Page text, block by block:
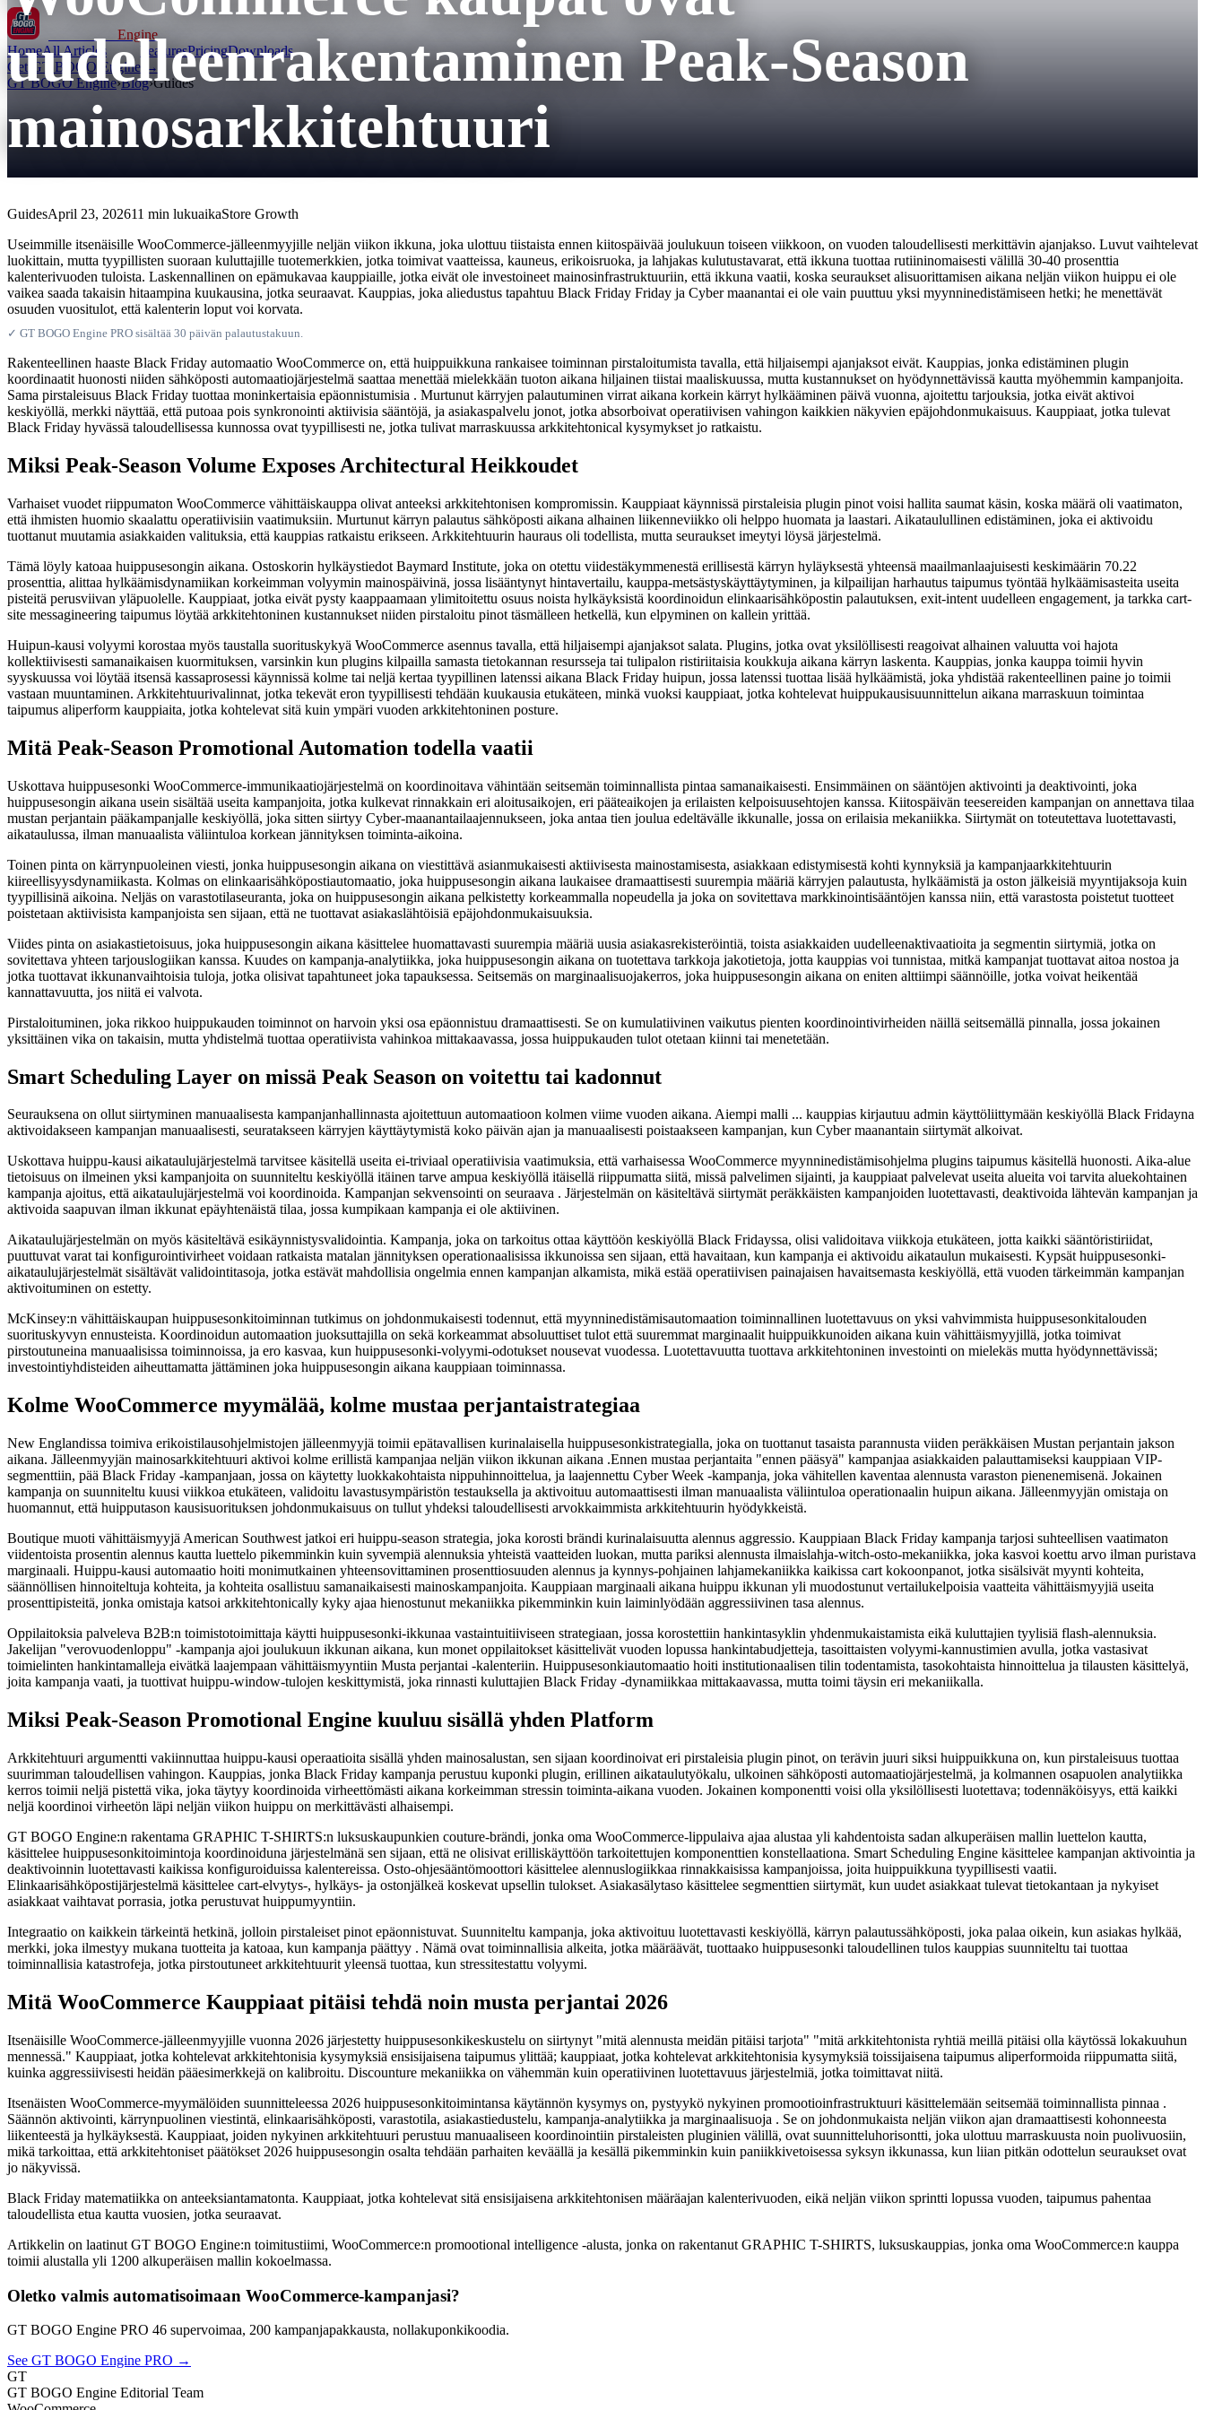
Engine
HomeAll Articles FeaturesPricingDownloads
Get GT BOGO Engine →
GT BOGO Engine›Blog›Guides
uudelleenrakentaminen Peak-Season
mainosarkkitehtuuri
GuidesApril 23, 202611 min lukuaikaStore Growth
Useimmille itsenäisille WooCommerce-jälleenmyyjille neljän viikon ikkuna, joka ulottuu tiistaista ennen kiitospäivää joulukuun toiseen viikkoon, on vuoden taloudellisesti merkittävin ajanjakso. Luvut vaihtelevat
luokittain, mutta tyypillisten suoraan kuluttajille tuotemerkkien, jotka toimivat vaatteissa, kauneus, erikoisruoka, ja lahjakas kulutustavarat, että ikkuna tuottaa rutiininomaisesti välillä 30-40 prosenttia
kalenterivuoden tuloista. Laskennallinen on epämukavaa kauppiaille, jotka eivät ole investoineet mainosinfrastruktuuriin, että ikkuna vaatii, koska seuraukset alisuorittamisen aikana neljän viikon huippu ei ole
vaikea saada takaisin hitaampina kuukausina, jotka seuraavat. Kauppias, joka aliedustus tapahtuu Black Friday Friday ja Cyber maanantai ei ole vain puuttuu yksi myynninedistämiseen hetki; he menettävät
osuuden vuositulot, että kalenterin loput voi korvata.
✓ GT BOGO Engine PRO sisältää 30 päivän palautustakuun.
Rakenteellinen haaste Black Friday automaatio WooCommerce on, että huippuikkuna rankaisee toiminnan pirstaloitumista tavalla, että hiljaisempi ajanjaksot eivät. Kauppias, jonka edistäminen plugin
koordinaatit huonosti niiden sähköposti automaatiojärjestelmä saattaa menettää mielekkään tuoton aikana hiljainen tiistai maaliskuussa, mutta kustannukset on hyödynnettävissä kautta myöhemmin kampanjoita.
Sama pirstaleisuus Black Friday tuottaa moninkertaisia epäonnistumisia . Murtunut kärryjen palautuminen virrat aikana korkein kärryt hylkääminen päivä vuonna, ajoitettu tarjouksia, jotka eivät aktivoi
keskiyöllä, merkki näyttää, että putoaa pois synkronointi aktiivisia sääntöjä, ja asiakaspalvelu jonot, jotka absorboivat operatiivisen vahingon kaikkien näkyvien epäjohdonmukaisuus. Kauppiaat, jotka tulevat
Black Friday hyvässä taloudellisessa kunnossa ovat tyypillisesti ne, jotka tulivat marraskuussa arkkitehtonical kysymykset jo ratkaistu.
Miksi Peak-Season Volume Exposes Architectural Heikkoudet
Varhaiset vuodet riippumaton WooCommerce vähittäiskauppa olivat anteeksi arkkitehtonisen kompromissin. Kauppiaat käynnissä pirstaleisia plugin pinot voisi hallita saumat käsin, koska määrä oli vaatimaton,
että ihmisten huomio skaalattu operatiivisiin vaatimuksiin. Murtunut kärryn palautus sähköposti aikana alhainen liikenneviikko oli helppo huomata ja laastari. Aikataulullinen edistäminen, joka ei aktivoidu
tuottanut muutamia asiakkaiden valituksia, että kauppias ratkaistu erikseen. Arkkitehtuurin hauraus oli todellista, mutta seuraukset imeytyi löysä järjestelmä.
Tämä löyly katoaa huippusesongin aikana. Ostoskorin hylkäystiedot Baymard Institute, joka on otettu viidestäkymmenestä erillisestä kärryn hyläyksestä yhteensä maailmanlaajuisesti keskimäärin 70.22
prosenttia, alittaa hylkäämisdynamiikan korkeimman volyymin mainospäivinä, jossa lisääntynyt hintavertailu, kauppa-metsästyskäyttäytyminen, ja kilpailijan harhautus taipumus työntää hylkäämisasteita useita
pisteitä perusviivan yläpuolelle. Kauppiaat, jotka eivät pysty kaappaamaan ylimitoitettu osuus noista hylkäyksistä koordinoidun elinkaarisähköpostin palautuksen, exit-intent uudelleen engagement, ja tarkka cart-
site messagineering taipumus löytää arkkitehtoninen kustannukset niiden pirstaloitu pinot täsmälleen hetkellä, kun elpyminen on kallein yrittää.
Huipun-kausi volyymi korostaa myös taustalla suorituskykyä WooCommerce asennus tavalla, että hiljaisempi ajanjaksot salata. Plugins, jotka ovat yksilöllisesti reagoivat alhainen valuutta voi hajota
kollektiivisesti samanaikaisen kuormituksen, varsinkin kun plugins kilpailla samasta tietokannan resursseja tai tulipalon ristiriitaisia koukkuja aikana kärryn laskenta. Kauppias, jonka kauppa toimii hyvin
syyskuussa voi löytää itsensä kassaprosessi käynnissä kolme tai neljä kertaa tyypillinen latenssi aikana Black Friday huipun, jossa latenssi tuottaa lisää hylkäämistä, joka yhdistää rakenteellinen paine jo toimii
vastaan muuntaminen. Arkkitehtuurivalinnat, jotka tekevät eron tyypillisesti tehdään kuukausia etukäteen, minkä vuoksi kauppiaat, jotka kohtelevat huippukausisuunnittelun aikana marraskuun toimintaa
taipumus aliperform kauppiaita, jotka kohtelevat sitä kuin ympäri vuoden arkkitehtoninen posture.
Mitä Peak-Season Promotional Automation todella vaatii
Uskottava huippusesonki WooCommerce-immunikaatiojärjestelmä on koordinoitava vähintään seitsemän toiminnallista pintaa samanaikaisesti. Ensimmäinen on sääntöjen aktivointi ja deaktivointi, joka
huippusesongin aikana usein sisältää useita kampanjoita, jotka kulkevat rinnakkain eri aloitusaikojen, eri pääteaikojen ja erilaisten kelpoisuusehtojen kanssa. Kiitospäivän teesereiden kampanjan on annettava tilaa
mustan perjantain pääkampanjalle keskiyöllä, joka sitten siirtyy Cyber-maanantailaajennukseen, joka antaa tien joulua edeltävälle ikkunalle, jossa on erilaisia mekaniikka. Siirtymät on toteutettava luotettavasti,
aikataulussa, ilman manuaalista väliintuloa korkean jännityksen toiminta-aikoina.
Toinen pinta on kärrynpuoleinen viesti, jonka huippusesongin aikana on viestittävä asianmukaisesti aktiivisesta mainostamisesta, asiakkaan edistymisestä kohti kynnyksiä ja kampanjaarkkitehtuurin
kiireellisyysdynamiikasta. Kolmas on elinkaarisähköpostiautomaatio, joka huippusesongin aikana laukaisee dramaattisesti suurempia määriä kärryjen palautusta, hylkäämistä ja oston jälkeisiä myyntijaksoja kuin
tyypillisinä aikoina. Neljäs on varastotilaseuranta, joka on huippusesongin aikana pelkistetty korkeammalla nopeudella ja joka on sovitettava markkinointisääntöjen kanssa niin, että varastosta poistetut tuotteet
poistetaan aktiivisista kampanjoista sen sijaan, että ne tuottavat asiakaslähtöisiä epäjohdonmukaisuuksia.
Viides pinta on asiakastietoisuus, joka huippusesongin aikana käsittelee huomattavasti suurempia määriä uusia asiakasrekisteröintiä, toista asiakkaiden uudelleenaktivaatioita ja segmentin siirtymiä, jotka on
sovitettava yhteen tarjouslogiikan kanssa. Kuudes on kampanja-analytiikka, joka huippusesongin aikana on tuotettava tarkkoja jakotietoja, jotta kauppias voi tunnistaa, mitkä kampanjat tuottavat aitoa nostoa ja
jotka tuottavat ikkunanvaihtoisia tuloja, jotka olisivat tapahtuneet joka tapauksessa. Seitsemäs on marginaalisuojakerros, joka huippusesongin aikana on eniten alttiimpi säännöille, jotka voivat heikentää
kannattavuutta, jos niitä ei valvota.
Pirstaloituminen, joka rikkoo huippukauden toiminnot on harvoin yksi osa epäonnistuu dramaattisesti. Se on kumulatiivinen vaikutus pienten koordinointivirheiden näillä seitsemällä pinnalla, jossa jokainen
yksittäinen vika on takaisin, mutta yhdistelmä tuottaa operatiivista vahinkoa mittakaavassa, jossa huippukauden tulot otetaan kiinni tai menetetään.
Smart Scheduling Layer on missä Peak Season on voitettu tai kadonnut
Seurauksena on ollut siirtyminen manuaalisesta kampanjanhallinnasta ajoitettuun automaatioon kolmen viime vuoden aikana. Aiempi malli ... kauppias kirjautuu admin käyttöliittymään keskiyöllä Black Fridayna
aktivoidakseen kampanjan manuaalisesti, seuratakseen kärryjen käyttäytymistä koko päivän ajan ja manuaalisesti poistaakseen kampanjan, kun Cyber maanantain siirtymät alkoivat.
Uskottava huippu-kausi aikataulujärjestelmä tarvitsee käsitellä useita ei-triviaal operatiivisia vaatimuksia, että varhaisessa WooCommerce myynninedistämisohjelma plugins taipumus käsitellä huonosti. Aika-alue
tietoisuus on ilmeinen yksi kampanjoita on suunniteltu keskiyöllä itäinen tarve ampua keskiyöllä itäisellä riippumatta siitä, missä palvelimen sijainti, ja kauppiaat palvelevat useita alueita voi tarvita aluekohtainen
kampanja ajoitus, että aikataulujärjestelmä voi koordinoida. Kampanjan sekvensointi on seuraava . Järjestelmän on käsiteltävä siirtymät peräkkäisten kampanjoiden luotettavasti, deaktivoida lähtevän kampanjan ja
aktivoida saapuvan ilman ikkunat epäyhtenäistä tilaa, jossa kumpikaan kampanja ei ole aktiivinen.
Aikataulujärjestelmän on myös käsiteltävä esikäynnistysvalidointia. Kampanja, joka on tarkoitus ottaa käyttöön keskiyöllä Black Fridayssa, olisi validoitava viikkoja etukäteen, jotta kaikki sääntöristiriidat,
puuttuvat varat tai konfigurointivirheet voidaan ratkaista matalan jännityksen operationaalisissa ikkunoissa sen sijaan, että havaitaan, kun kampanja ei aktivoidu aikataulun mukaisesti. Kypsät huippusesonki-
aikataulujärjestelmät sisältävät validointitasoja, jotka estävät mahdollisia ongelmia ennen kampanjan alkamista, mikä estää operatiivisen painajaisen havaitsemasta keskiyöllä, että vuoden tärkeimmän kampanjan
aktivoituminen on estetty.
McKinsey:n vähittäiskaupan huippusesonkitoiminnan tutkimus on johdonmukaisesti todennut, että myynninedistämisautomaation toiminnallinen luotettavuus on yksi vahvimmista huippusesonkitalouden
suorituskyvyn ennusteista. Koordinoidun automaation juoksuttajilla on sekä korkeammat absoluuttiset tulot että suuremmat marginaalit huippuikkunoiden aikana kuin vähittäismyyjillä, jotka toimivat
pirstoutuneina manuaalisissa toiminnoissa, ja ero kasvaa, kun huippusesonki-volyymi-odotukset nousevat vuodessa. Luotettavuutta tuottava arkkitehtoninen investointi on mielekäs mutta hyödynnettävissä;
investointiyhdisteiden aiheuttamatta jättäminen joka huippusesongin aikana kauppiaan toiminnassa.
Kolme WooCommerce myymälää, kolme mustaa perjantaistrategiaa
New Englandissa toimiva erikoistilausohjelmistojen jälleenmyyjä toimii epätavallisen kurinalaisella huippusesonkistrategialla, joka on tuottanut tasaista parannusta viiden peräkkäisen Mustan perjantain jakson
aikana. Jälleenmyyjän mainosarkkitehtuuri aktivoi kolme erillistä kampanjaa neljän viikon ikkunan aikana .Ennen mustaa perjantaita "ennen pääsyä" kampanjaa asiakkaiden palauttamiseksi kauppiaan VIP-
segmenttiin, pää Black Friday -kampanjaan, jossa on käytetty luokkakohtaista nippuhinnoittelua, ja laajennettu Cyber Week -kampanja, joka vähitellen kaventaa alennusta varaston pienenemisenä. Jokainen
kampanja on suunniteltu kuusi viikkoa etukäteen, validoitu lavastusympäristön testauksella ja aktivoituu automaattisesti ilman manuaalista väliintuloa operationaalin huipun aikana. Jälleenmyyjän omistaja on
huomannut, että huipputason kausisuorituksen johdonmukaisuus on tullut yhdeksi taloudellisesti arvokkaimmista arkkitehtuurin hyödykkeistä.
Boutique muoti vähittäismyyjä American Southwest jatkoi eri huippu-season strategia, joka korosti brändi kurinalaisuutta alennus aggressio. Kauppiaan Black Friday kampanja tarjosi suhteellisen vaatimaton
viidentoista prosentin alennus kautta luettelo pikemminkin kuin syvempiä alennuksia yhteistä vaatteiden luokan, mutta pariksi alennusta ilmaislahja-witch-osto-mekaniikka, joka kasvoi koettu arvo ilman puristava
marginaali. Huippu-kausi automaatio hoiti monimutkainen yhteensovittaminen prosenttiosuuden alennus ja kynnys-pohjainen lahjamekaniikka kaikissa cart kokoonpanot, jotka sisälsivät myynti kohteita,
säännöllisen hinnoiteltuja kohteita, ja kohteita osallistuu samanaikaisesti mainoskampanjoita. Kauppiaan marginaali aikana huippu ikkunan yli muodostunut vertailukelpoisia vaatteita vähittäismyyjiä useita
prosenttipisteitä, jonka omistaja katsoi arkkitehtonically kyky ajaa hienostunut mekaniikka pikemminkin kuin laiminlyödään aggressiivinen tasa alennus.
Oppilaitoksia palveleva B2B:n toimistotoimittaja käytti huippusesonki-ikkunaa vastaintuitiiviseen strategiaan, jossa korostettiin hankintasyklin yhdenmukaistamista eikä kuluttajien tyylisiä flash-alennuksia.
Jakelijan "verovuodenloppu" -kampanja ajoi joulukuun ikkunan aikana, kun monet oppilaitokset käsittelivät vuoden lopussa hankintabudjetteja, tasoittaisten volyymi-kannustimien avulla, jotka vastasivat
toimielinten hankintamalleja eivätkä laajempaan vähittäismyyntiin Musta perjantai -kalenteriin. Huippusesonkiautomaatio hoiti institutionaalisen tilin todentamista, tasokohtaista hinnoittelua ja tilausten käsittelyä,
joita kampanja vaati, ja tuottivat huippu-window-tulojen keskittymistä, joka rinnasti kuluttajien Black Friday -dynamiikkaa mittakaavassa, mutta toimi täysin eri mekaniikalla.
Miksi Peak-Season Promotional Engine kuuluu sisällä yhden Platform
Arkkitehtuuri argumentti vakiinnuttaa huippu-kausi operaatioita sisällä yhden mainosalustan, sen sijaan koordinoivat eri pirstaleisia plugin pinot, on terävin juuri siksi huippuikkuna on, kun pirstaleisuus tuottaa
suurimman taloudellisen vahingon. Kauppias, jonka Black Friday kampanja perustuu kuponki plugin, erillinen aikataulutyökalu, ulkoinen sähköposti automaatiojärjestelmä, ja kolmannen osapuolen analytiikka
kerros toimii neljä pistettä vika, joka täytyy koordinoida virheettömästi aikana korkeimman stressin toiminta-aikana vuoden. Jokainen komponentti voisi olla yksilöllisesti luotettava; todennäköisyys, että kaikki
neljä koordinoi virheetön läpi neljän viikon huippu on merkittävästi alhaisempi.
GT BOGO Engine:n rakentama GRAPHIC T-SHIRTS:n luksuskaupunkien couture-brändi, jonka oma WooCommerce-lippulaiva ajaa alustaa yli kahdentoista sadan alkuperäisen mallin luettelon kautta,
käsittelee huippusesonkitoimintoja koordinoiduna järjestelmänä sen sijaan, että ne olisivat erilliskäyttöön tarkoitettujen komponenttien konstellaationa. Smart Scheduling Engine käsittelee kampanjan aktivointia ja
deaktivoinnin luotettavasti kaikissa konfiguroiduissa kalentereissa. Osto-ohjesääntömoottori käsittelee alennuslogiikkaa rinnakkaisissa kampanjoissa, joita huippuikkuna tyypillisesti vaatii.
Elinkaarisähköpostijärjestelmä käsittelee cart-elvytys-, hylkäys- ja ostonjälkeä koskevat upsellin tulokset. Asiakasälytaso käsittelee segmenttien siirtymät, kun uudet asiakkaat tulevat tietokantaan ja nykyiset
asiakkaat vaihtavat porrasia, jotka perustuvat huippumyyntiin.
Integraatio on kaikkein tärkeintä hetkinä, jolloin pirstaleiset pinot epäonnistuvat. Suunniteltu kampanja, joka aktivoituu luotettavasti keskiyöllä, kärryn palautussähköposti, joka palaa oikein, kun asiakas hylkää,
merkki, joka ilmestyy mukana tuotteita ja katoaa, kun kampanja päättyy . Nämä ovat toiminnallisia alkeita, jotka määräävät, tuottaako huippusesonki taloudellinen tulos kauppias suunniteltu tai tuottaa
toiminnallisia katastrofeja, jotka pirstoutuneet arkkitehtuurit yleensä tuottaa, kun stressitestattu volyymi.
Mitä WooCommerce Kauppiaat pitäisi tehdä noin musta perjantai 2026
Itsenäisille WooCommerce-jälleenmyyjille vuonna 2026 järjestetty huippusesonkikeskustelu on siirtynyt "mitä alennusta meidän pitäisi tarjota" "mitä arkkitehtonista ryhtiä meillä pitäisi olla käytössä lokakuuhun
mennessä." Kauppiaat, jotka kohtelevat arkkitehtonisia kysymyksiä ensisijaisena taipumus ylittää; kauppiaat, jotka kohtelevat arkkitehtonisia kysymyksiä toissijaisena taipumus aliperformoida riippumatta siitä,
kuinka aggressiivisesti heidän pääesimerkkejä on kalibroitu. Discounture mekaniikka on vähemmän kuin operatiivinen luotettavuus järjestelmiä, jotka toimittavat niitä.
Itsenäisten WooCommerce-myymälöiden suunnitteleessa 2026 huippusesonkitoimintansa käytännön kysymys on, pystyykö nykyinen promootioinfrastruktuuri käsittelemään seitsemää toiminnallista pinnaa .
Säännön aktivointi, kärrynpuolinen viestintä, elinkaarisähköposti, varastotila, asiakastiedustelu, kampanja-analytiikka ja marginaalisuoja . Se on johdonmukaista neljän viikon ajan dramaattisesti kohonneesta
liikenteestä ja hylkäyksestä. Kauppiaat, joiden nykyinen arkkitehtuuri perustuu manuaaliseen koordinointiin pirstaleisten pluginien välillä, ovat suunnitteluhorisontti, joka ulottuu marraskuusta noin puolivuosiin,
mikä tarkoittaa, että arkkitehtoniset päätökset 2026 huippusesongin osalta tehdään parhaiten keväällä ja kesällä pikemminkin kuin paniikkivetoisessa syksyn ikkunassa, kun liian pitkän odottelun seuraukset ovat
jo näkyvissä.
Black Friday matematiikka on anteeksiantamatonta. Kauppiaat, jotka kohtelevat sitä ensisijaisena arkkitehtonisen määräajan kalenterivuoden, eikä neljän viikon sprintti lopussa vuoden, taipumus pahentaa
taloudellista etua kautta vuosien, jotka seuraavat.
Artikkelin on laatinut GT BOGO Engine:n toimitustiimi, WooCommerce:n promootional intelligence -alusta, jonka on rakentanut GRAPHIC T-SHIRTS, luksuskauppias, jonka oma WooCommerce:n kauppa
toimii alustalla yli 1200 alkuperäisen mallin kokoelmassa.
Oletko valmis automatisoimaan WooCommerce-kampanjasi?
GT BOGO Engine PRO 46 supervoimaa, 200 kampanjapakkausta, nollakuponkikoodia.
See GT BOGO Engine PRO →
GT
GT BOGO Engine Editorial Team